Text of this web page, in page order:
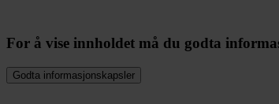
For å vise innholdet må du godta
Godta informasjonskapsler